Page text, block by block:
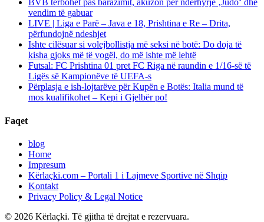
BVB tërbohet pas barazimit, akuzon për ndërhyrje ‚Judo‘ dhe
vendim të gabuar
LIVE | Liga e Parë – Java e 18, Prishtina e Re – Drita,
përfundojnë ndeshjet
Ishte cilësuar si volejbollistja më seksi në botë: Do doja të
kisha gjoks më të vogël, do më ishte më lehtë
Futsal: FC Prishtina 01 pret FC Riga në raundin e 1/16-së të
Ligës së Kampionëve të UEFA-s
Përplasja e ish-lojtarëve për Kupën e Botës: Italia mund të
mos kualifikohet – Kepi i Gjelbër po!
Faqet
blog
Home
Impresum
Kërlaçki.com – Portali 1 i Lajmeve Sportive në Shqip
Kontakt
Privacy Policy & Legal Notice
© 2026 Kërlaçki. Të gjitha të drejtat e rezervuara.